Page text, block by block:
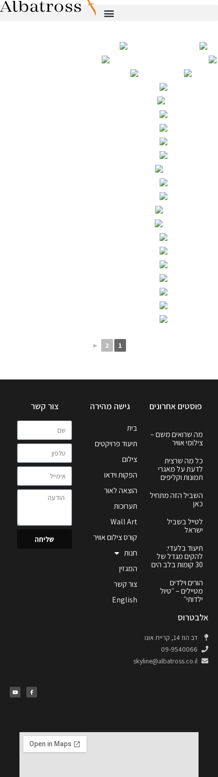
1
2
►
פוסטים אחרונים
מה שרואים משם –
צילומי אוויר
כל מה שרצית
לדעת על מאגרי
תמונות וקליפים
השביל הזה מתחיל
כאן
לטייל בשביל
ישראל
תיעוד בלעדי:
להקים מגדל של
30 קומות בלב הים
הורים וילדים
מטיילים – ״טיול
ילדותי״
גישה מהירה
בית
תיעוד פרויקטים
צילום
הפקות וידאו
הוצאה לאור
תערוכות
Wall Art
קורס צילום אוויר
חנות
המגזין
צור קשר
English
צור קשר
שליחה
אלבטרוס
דב הוז 14, קריית אונו
09-9540066
skyline@albatross.co.il